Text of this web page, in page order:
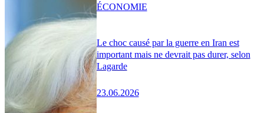
Le choc causé par la guerre en Iran est
important mais ne devrait pas durer, selon
Lagarde
23.06.2026
ÉCONOMIE